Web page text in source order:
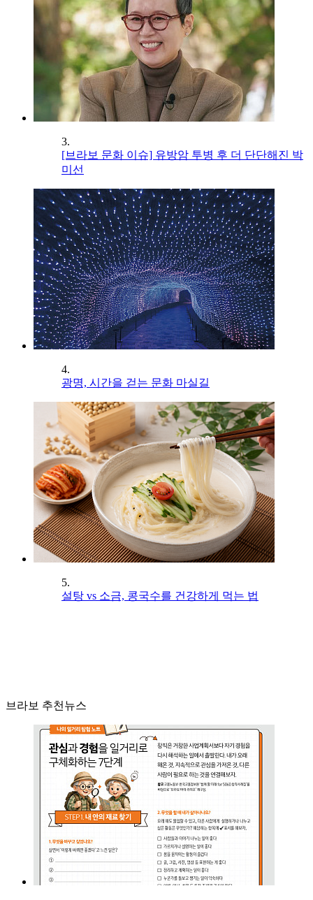
3.
[브라보 문화 이슈] 유방암 투병 후 더 단단해진 박
미선
4.
광명, 시간을 걷는 문화 마실길
5.
설탕 vs 소금, 콩국수를 건강하게 먹는 법
브라보 추천뉴스